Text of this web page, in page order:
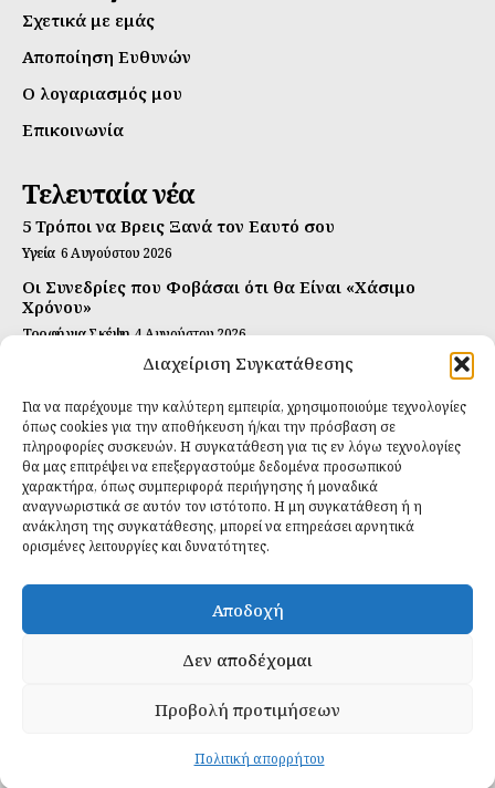
Διαχείριση Συγκατάθεσης
Για να παρέχουμε την καλύτερη εμπειρία, χρησιμοποιούμε τεχνολογίες
όπως cookies για την αποθήκευση ή/και την πρόσβαση σε
πληροφορίες συσκευών. Η συγκατάθεση για τις εν λόγω τεχνολογίες
θα μας επιτρέψει να επεξεργαστούμε δεδομένα προσωπικού
χαρακτήρα, όπως συμπεριφορά περιήγησης ή μοναδικά
αναγνωριστικά σε αυτόν τον ιστότοπο. Η μη συγκατάθεση ή η
ανάκληση της συγκατάθεσης, μπορεί να επηρεάσει αρνητικά
ορισμένες λειτουργίες και δυνατότητες.
Αποδοχή
Δεν αποδέχομαι
Προβολή προτιμήσεων
Πολιτική απορρήτου
Σχετικά με εμάς
Αποποίηση Ευθυνών
Ο λογαριασμός μου
Επικοινωνία
Τελευταία νέα
5 Τρόποι να Βρεις Ξανά τον Εαυτό σου
Υγεία 6 Αυγούστου 2026
Οι Συνεδρίες που Φοβάσαι ότι θα Είναι «Χάσιμο
Χρόνου»
Τροφή για Σκέψη 4 Αυγούστου 2026
Αυτή Είναι η Συνταγή για Τέλεια Κομπούτσα
Ιδανικές Τροφές 26 Ιουλίου 2026
Εγγραφείτε
ΕΓΓΡΑΦΉ
Έχω διαβάσει και δέχομαι τηνπολιτική απορρήτου
Creative.